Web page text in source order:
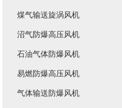
煤气输送旋涡风机
沼气防爆高压风机
石油气体防爆风机
易燃防爆高压风机
气体输送防爆风机